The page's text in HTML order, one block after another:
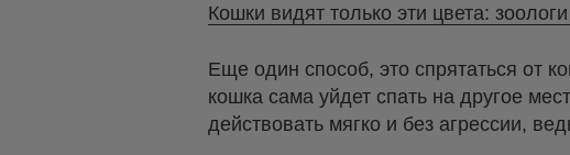
Кошки видят только эти цвета:
Еще один способ, это спрятаться от
кошка сама уйдет спать на другое
действовать мягко и без агрессии,